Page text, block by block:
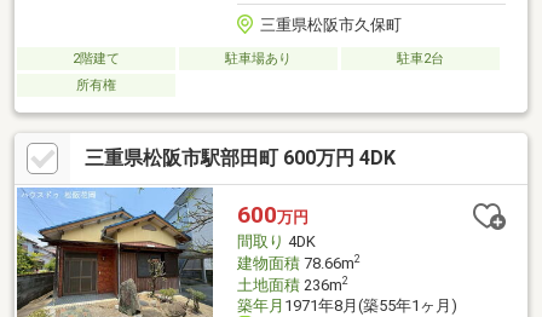
三重県松阪市久保町
2階建て 駐車場あり
駐車2台
所有権
三重県松阪市駅部田町 600万円 4DK
600万円
間取り 4DK
建物面積78.66m2
土地面積236m2
築年月 1971年8月(築55年1ヶ月)